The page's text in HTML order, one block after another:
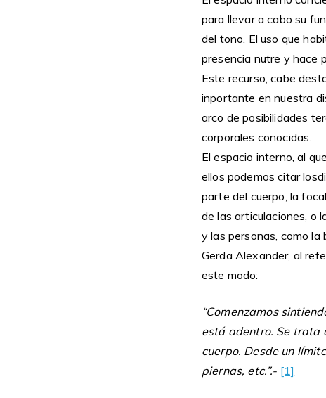
para llevar a cabo su
del tono. El uso que
presencia nutre y hace
Este recurso, cabe
inportante en nuestra
arco de posibilidades
corporales conocidas.
El espacio interno, al
ellos podemos citar
parte del cuerpo, la
de las articulaciones, o
y las personas, como la
Gerda Alexander, al
este modo:
“Comenzamos
está adentro. Se trata
cuerpo. Desde un
piernas, etc.”.- [1]